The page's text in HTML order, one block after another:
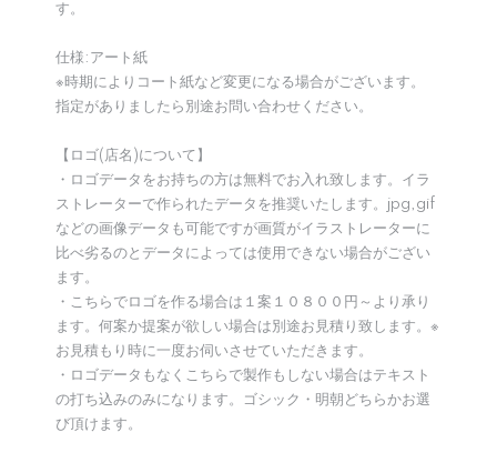
す。
仕様:アート紙
※時期によりコート紙など変更になる場合がございます。
指定がありましたら別途お問い合わせください。
【ロゴ(店名)について】
・ロゴデータをお持ちの方は無料でお入れ致します。イラ
ストレーターで作られたデータを推奨いたします。jpg,gif
などの画像データも可能ですが画質がイラストレーターに
比べ劣るのとデータによっては使用できない場合がござい
ます。
・こちらでロゴを作る場合は１案１０８００円～より承り
ます。何案か提案が欲しい場合は別途お見積り致します。※
お見積もり時に一度お伺いさせていただきます。
・ロゴデータもなくこちらで製作もしない場合はテキスト
の打ち込みのみになります。ゴシック・明朝どちらかお選
び頂けます。